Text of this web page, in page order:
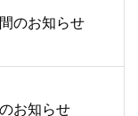
のお知らせ
お知らせ